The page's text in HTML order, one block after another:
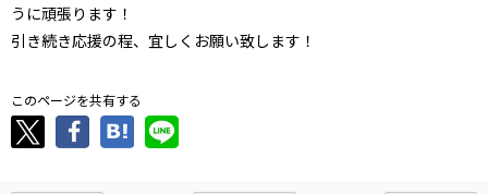
うに頑張ります！
引き続き応援の程、宜しくお願い致します！
このページを共有する